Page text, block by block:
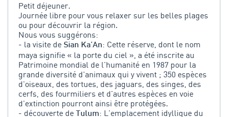
Petit déjeuner.
Journée libre pour vous relaxer sur les belles plages
ou pour découvrir la région.
Nous vous suggérons:
- la visite de Sian Ka’An: Cette réserve, dont le nom
maya signifie « la porte du ciel », a été inscrite au
Patrimoine mondial de l'humanité en 1987 pour la
grande diversité d'animaux qui y vivent ; 350 espèces
d'oiseaux, des tortues, des jaguars, des singes, des
cerfs, des fourmiliers et d'autres espèces en voie
d'extinction pourront ainsi être protégées.
- découverte de
Tulum: L'emplacement idyllique du